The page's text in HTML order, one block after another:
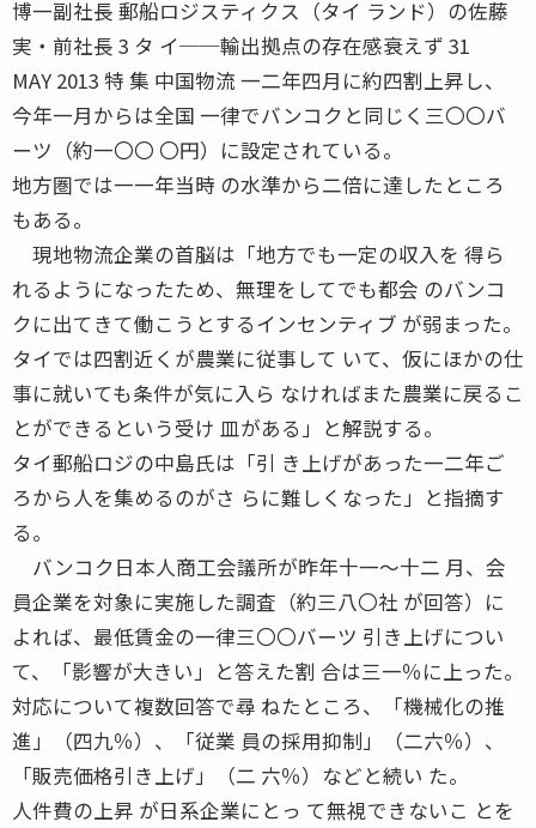
博一副社長 郵船ロジスティクス（タイ ランド）の佐藤
実・前社長 3 タ イ──輸出拠点の存在感衰えず 31
MAY 2013 特 集 中国物流 一二年四月に約四割上昇し、
今年一月からは全国 一律でバンコクと同じく三〇〇バ
ーツ（約一〇〇 〇円）に設定されている。
地方圏では一一年当時 の水準から二倍に達したところ
もある。
現地物流企業の首脳は「地方でも一定の収入を 得ら
れるようになったため、無理をしてでも都会 のバンコ
クに出てきて働こうとするインセンティブ が弱まった。
タイでは四割近くが農業に従事して いて、仮にほかの仕
事に就いても条件が気に入ら なければまた農業に戻るこ
とができるという受け 皿がある」と解説する。
タイ郵船ロジの中島氏は「引 き上げがあった一二年ご
ろから人を集めるのがさ らに難しくなった」と指摘す
る。
バンコク日本人商工会議所が昨年十一〜十二 月、会
員企業を対象に実施した調査（約三八〇社 が回答）に
よれば、最低賃金の一律三〇〇バーツ 引き上げについ
て、「影響が大きい」と答えた割 合は三一％に上った。
対応について複数回答で尋 ねたところ、「機械化の推
進」（四九％）、「従業 員の採用抑制」（二六％）、
「販売価格引き上げ」（二 六％）などと続い た。
人件費の上昇 が日系企業にとっ て無視できないこ とを